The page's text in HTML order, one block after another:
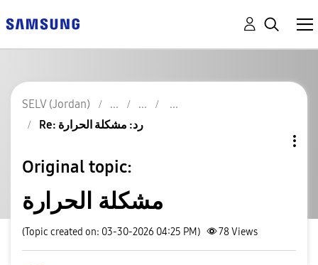
SELV (Jordan)
Re: رد: مشكلة الحرارة
Original topic:
مشكلة الحرارة
(Topic created on: 03-30-2026 04:25 PM) 78Views